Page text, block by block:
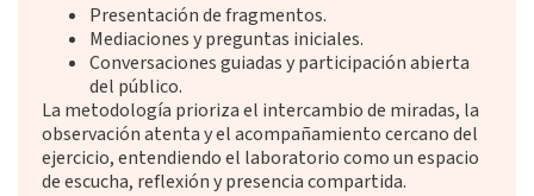
Presentación de fragmentos.
Mediaciones y preguntas iniciales.
Conversaciones guiadas y participación abierta
del público.
La metodología prioriza el intercambio de miradas, la
observación atenta y el acompañamiento cercano del
ejercicio, entendiendo el laboratorio como un espacio
de escucha, reflexión y presencia compartida.